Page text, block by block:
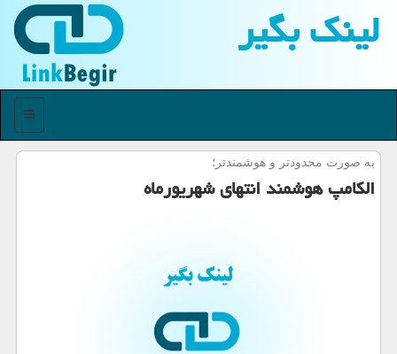
لینك بگیر
منو
به صورت محدودتر و هوشمندتر؛
الكامپ هوشمند انتهای شهریورماه